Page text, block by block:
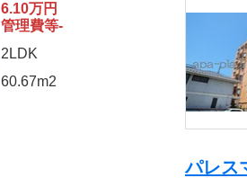
6.10万円
管理費等-
2LDK
60.67m2
パレス